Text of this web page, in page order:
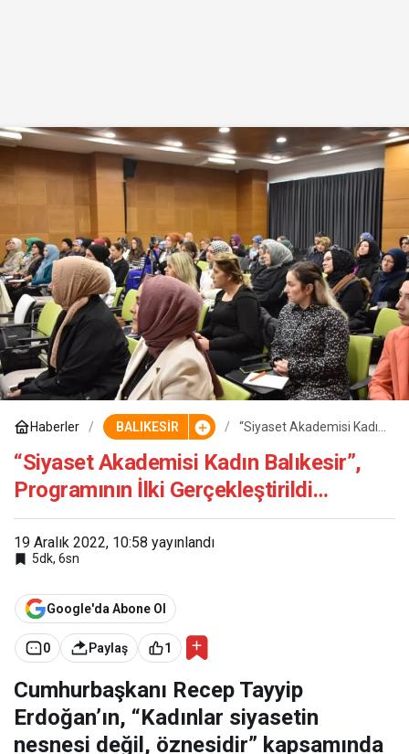
Haberler BALIKESİR
“Siyaset Akademisi Kadın
İlki Gerçekleştirildi…
“Siyaset Akademisi Kadın Balıkesir”,
Programının İlki Gerçekleştirildi…
19 Aralık 2022, 10:58 yayınlandı
5dk, 6sn
Google'da Abone Ol
0 Paylaş 1
Cumhurbaşkanı Recep Tayyip
Erdoğan’ın, “Kadınlar siyasetin
nesnesi değil, öznesidir” kapsamında